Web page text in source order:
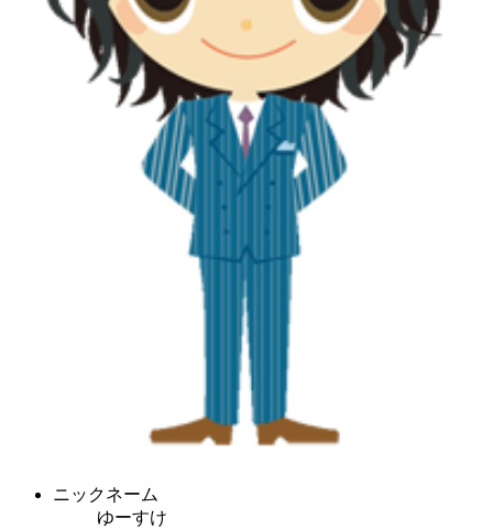
ニックネーム
ゆーすけ